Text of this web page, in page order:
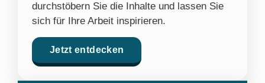
durchstöbern Sie die Inhalte und lassen Sie
sich für Ihre Arbeit inspirieren.
Jetzt entdecken